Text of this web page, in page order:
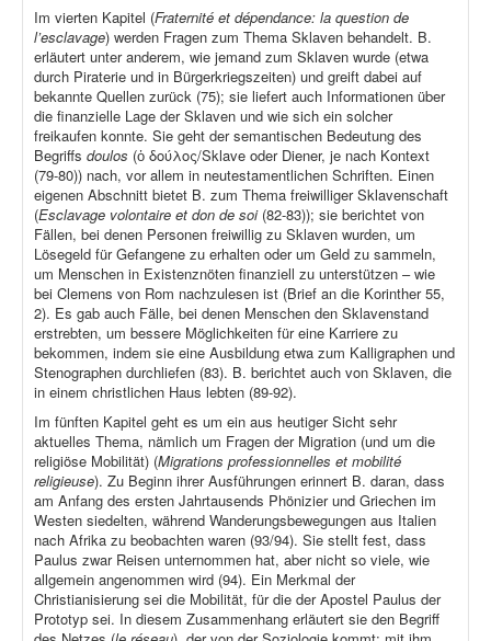
Im vierten Kapitel (Fraternité et dépendance: la question de
l’esclavage) werden Fragen zum Thema Sklaven behandelt. B.
erläutert unter anderem, wie jemand zum Sklaven wurde (etwa
durch Piraterie und in Bürgerkriegszeiten) und greift dabei auf
bekannte Quellen zurück (75); sie liefert auch Informationen über
die finanzielle Lage der Sklaven und wie sich ein solcher
freikaufen konnte. Sie geht der semantischen Bedeutung des
Begriffs doulos (ὁ δούλος/Sklave oder Diener, je nach Kontext
(79-80)) nach, vor allem in neutestamentlichen Schriften. Einen
eigenen Abschnitt bietet B. zum Thema freiwilliger Sklavenschaft
(Esclavage volontaire et don de soi(82-83)); sie berichtet von
Fällen, bei denen Personen freiwillig zu Sklaven wurden, um
Lösegeld für Gefangene zu erhalten oder um Geld zu sammeln,
um Menschen in Existenznöten finanziell zu unterstützen – wie
bei Clemens von Rom nachzulesen ist (Brief an die Korinther 55,
2). Es gab auch Fälle, bei denen Menschen den Sklavenstand
erstrebten, um bessere Möglichkeiten für eine Karriere zu
bekommen, indem sie eine Ausbildung etwa zum Kalligraphen und
Stenographen durchliefen (83). B. berichtet auch von Sklaven, die
in einem christlichen Haus lebten (89-92).
Im fünften Kapitel geht es um ein aus heutiger Sicht sehr
aktuelles Thema, nämlich um Fragen der Migration (und um die
religiöse Mobilität) (Migrations professionnelles et mobilité
religieuse). Zu Beginn ihrer Ausführungen erinnert B. daran, dass
am Anfang des ersten Jahrtausends Phönizier und Griechen im
Westen siedelten, während Wanderungsbewegungen aus Italien
nach Afrika zu beobachten waren (93/94). Sie stellt fest, dass
Paulus zwar Reisen unternommen hat, aber nicht so viele, wie
allgemein angenommen wird (94). Ein Merkmal der
Christianisierung sei die Mobilität, für die der Apostel Paulus der
Prototyp sei. In diesem Zusammenhang erläutert sie den Begriff